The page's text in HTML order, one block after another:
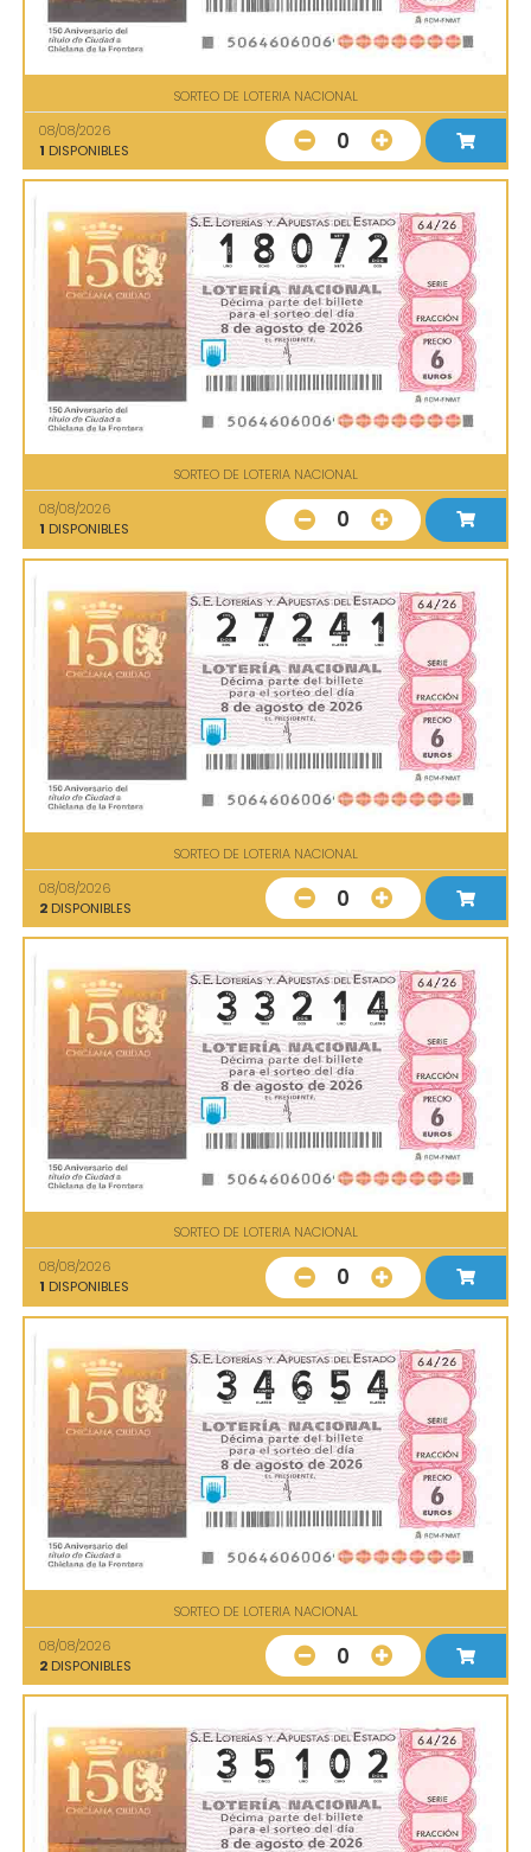
SORTEO DE LOTERIA NACIONAL
08/08/2026
1 DISPONIBLES 0
SORTEO DE LOTERIA NACIONAL
08/08/2026
1 DISPONIBLES 0
SORTEO DE LOTERIA NACIONAL
08/08/2026
2 DISPONIBLES 0
SORTEO DE LOTERIA NACIONAL
08/08/2026
1 DISPONIBLES 0
SORTEO DE LOTERIA NACIONAL
08/08/2026
2 DISPONIBLES 0